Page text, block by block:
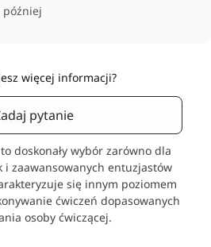
później
więcej informacji?
pytanie
doskonały wybór zarówno dla
i zaawansowanych entuzjastów
się innym poziomem
ćwiczeń dopasowanych
osoby ćwiczącej.